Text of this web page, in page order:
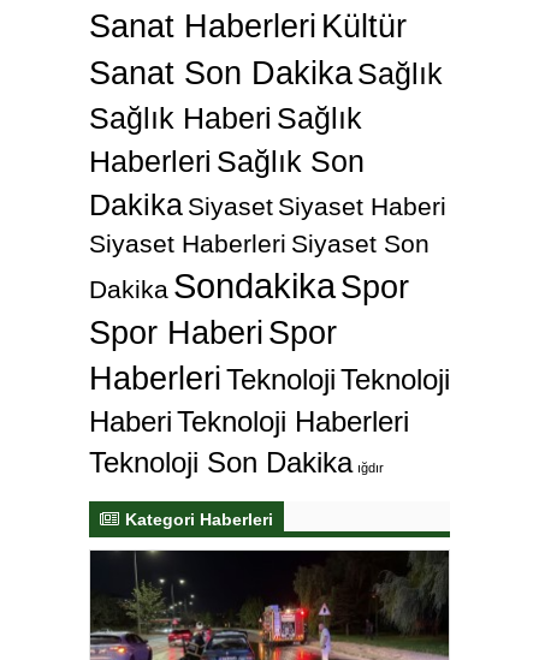
Sanat Haberleri Kültür
Sanat Son DakikaSağlık
Sağlık Haberi Sağlık
Haberleri Sağlık Son
Dakika Siyaset Siyaset Haberi
Siyaset Haberleri Siyaset Son
Dakika SondakikaSpor
Spor Haberi Spor
HaberleriTeknolojiTeknoloji
HaberiTeknoloji Haberleri
Teknoloji Son Dakika ığdır
Kategori Haberleri